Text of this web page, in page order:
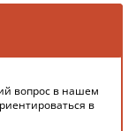
вопрос в нашем
в